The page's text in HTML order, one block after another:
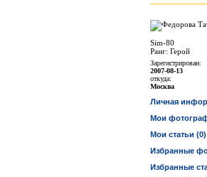
Sim-80
Ранг: Герой
Зарегистрирован:
2007-08-13
откуда:
Москва
Личная
Мои
Мои статьи (0)
Избранные
Избранные